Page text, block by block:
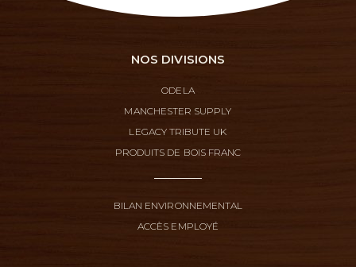
NOS DIVISIONS
ODELA
MANCHESTER SUPPLY
LEGACY TRIBUTE UK
PRODUITS DE BOIS FRANC
BILAN ENVIRONNEMENTAL
ACCÈS EMPLOYÉ